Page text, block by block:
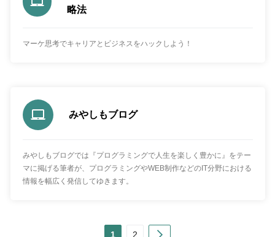
略法
マーケ思考でキャリアとビジネスをハックしよう！
みやしもブログ
みやしもブログでは『プログラミングで人生を楽しく豊かに』をテー
マに掲げる筆者が、プログラミングやWEB制作などのIT分野における
情報を幅広く発信してゆきます。
1 2